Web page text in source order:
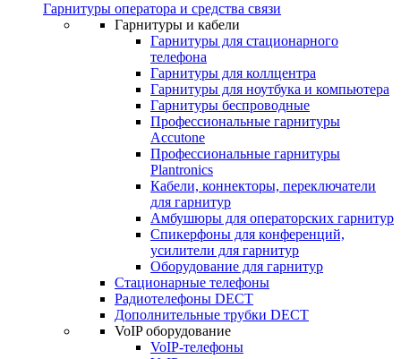
Гарнитуры оператора и средства связи
Гарнитуры и кабели
Гарнитуры для стационарного
телефона
Гарнитуры для коллцентра
Гарнитуры для ноутбука и компьютера
Гарнитуры беспроводные
Профессиональные гарнитуры
Accutone
Профессиональные гарнитуры
Plantronics
Кабели, коннекторы, переключатели
для гарнитур
Амбушюры для операторских гарнитур
Cпикерфоны для конференций,
усилители для гарнитур
Оборудование для гарнитур
Стационарные телефоны
Радиотелефоны DECT
Дополнительные трубки DECT
VoIP оборудование
VoIP-телефоны